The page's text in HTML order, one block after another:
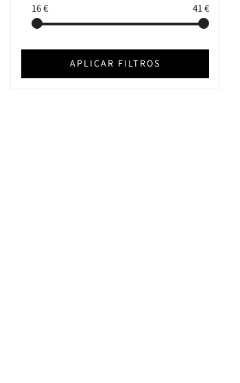
16€ 41€
APLICAR FILTROS